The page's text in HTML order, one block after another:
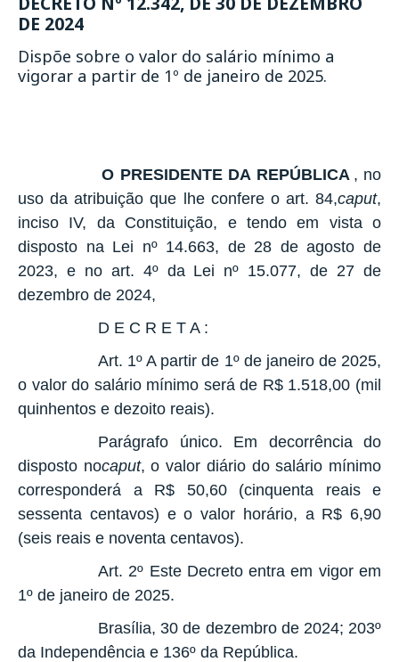
DE 2024
Dispõe sobre o valor do salário mínimo a
vigorar a partir de 1º de janeiro de 2025.
O PRESIDENTE DA REPÚBLICA , no
uso da atribuição que lhe confere o art. 84,caput,
inciso IV, da Constituição, e tendo em vista o
disposto na Lei nº 14.663, de 28 de agosto de
2023, e no art. 4º da Lei nº 15.077, de 27 de
dezembro de 2024,
D E C R E T A :
Art. 1º A partir de 1º de janeiro de 2025,
o valor do salário mínimo será de R$ 1.518,00 (mil
quinhentos e dezoito reais).
Parágrafo único. Em decorrência do
disposto nocaput, o valor diário do salário mínimo
corresponderá a R$ 50,60 (cinquenta reais e
sessenta centavos) e o valor horário, a R$ 6,90
(seis reais e noventa centavos).
Art. 2º Este Decreto entra em vigor em
1º de janeiro de 2025.
Brasília, 30 de dezembro de 2024; 203º
da Independência e 136º da República.